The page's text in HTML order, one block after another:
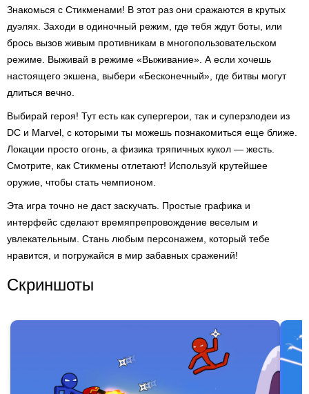
Знакомься с Стикменами! В этот раз они сражаются в крутых
дуэлях. Заходи в одиночный режим, где тебя ждут боты, или
брось вызов живым противникам в многопользовательском
режиме. Выживай в режиме «Выживание». А если хочешь
настоящего экшена, выбери «Бесконечный», где битвы могут
длиться вечно.
Выбирай героя! Тут есть как супергерои, так и суперзлодеи из
DC и Marvel, с которыми ты можешь познакомиться еще ближе.
Локации просто огонь, а физика тряпичных кукол — жесть.
Смотрите, как Стикмены отлетают! Используй крутейшее
оружие, чтобы стать чемпионом.
Эта игра точно не даст заскучать. Простые графика и
интерфейс сделают времяпрепровождение веселым и
увлекательным. Стань любым персонажем, который тебе
нравится, и погружайся в мир забавных сражений!
Скриншоты